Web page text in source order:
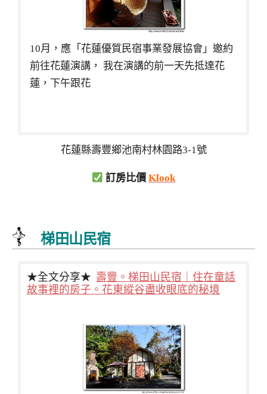
10月，應「花蓮優質民宿事業發展協會」邀約
前往花蓮演講， 我在演講的前一天先抵達花
蓮，下午跟花
花蓮縣壽豐鄉池南村林園路3-1號
訂房比價Klook
梯田山民宿
★全文分享★ 壽豐。梯田山民宿｜住在童話
故事裡的房子。花東縱谷盡收眼底的秘境